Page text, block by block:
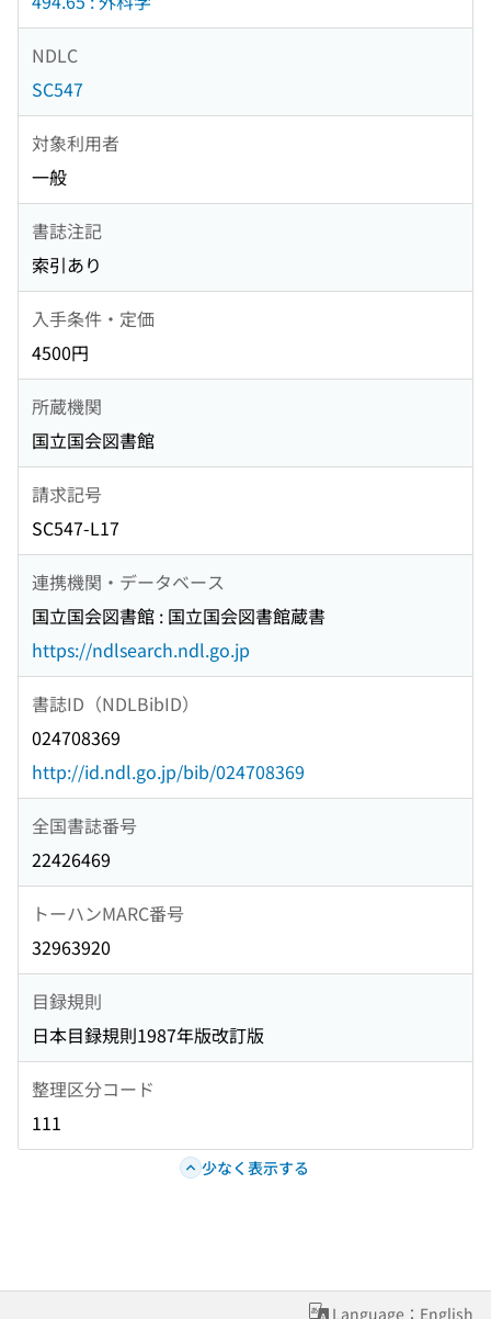
NDLC
SC547
対象利用者
一般
書誌注記
索引あり
入手条件・定価
4500円
所蔵機関
国立国会図書館
請求記号
SC547-L17
連携機関・データベース
国立国会図書館 : 国立国会図書館蔵書
https://ndlsearch.ndl.go.jp
書誌ID（NDLBibID）
024708369
http://id.ndl.go.jp/bib/024708369
全国書誌番号
22426469
トーハンMARC番号
32963920
目録規則
日本目録規則1987年版改訂版
整理区分コード
111
少なく表示する
Language：English